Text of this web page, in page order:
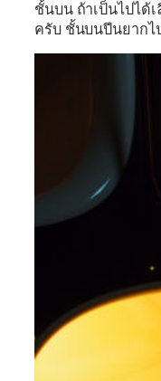
ชั้นบน ถ้าเป็นไปได้
ครับ ชั้นบนปีนยากไ